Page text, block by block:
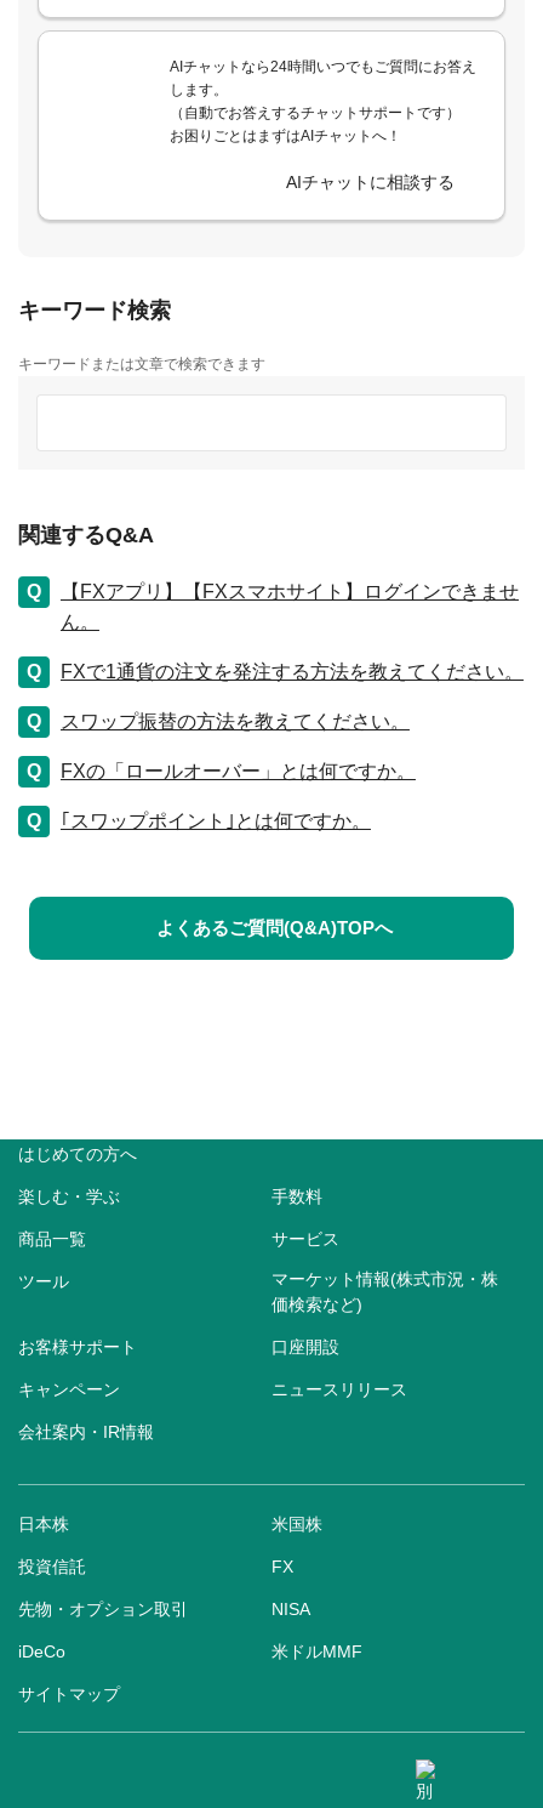
AIチャットなら24時間いつでもご質問にお答え
します。
（自動でお答えするチャットサポートです）
お困りごとはまずはAIチャットへ！
AIチャットに相談する
キーワード検索
キーワードまたは文章で検索できます
関連するQ&A
【FXアプリ】【FXスマホサイト】ログインできませ
ん。
FXで1通貨の注文を発注する方法を教えてください。
スワップ振替の方法を教えてください。
FXの「ロールオーバー」とは何ですか。
｢スワップポイント｣とは何ですか。
よくあるご質問(Q&A)TOPへ
はじめての方へ
楽しむ・学ぶ 手数料
商品一覧 サービス
ツール
マーケット情報(株式市況・株
価検索など)
お客様サポート 口座開設
キャンペーン ニュースリリース
会社案内・IR情報
日本株 米国株
投資信託 FX
先物・オプション取引 NISA
iDeCo 米ドルMMF
サイトマップ